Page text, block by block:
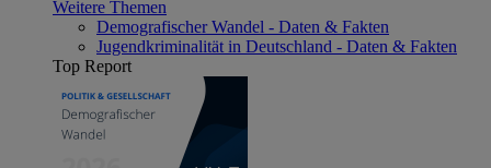
Weitere Themen
Demografischer Wandel - Daten & Fakten
Jugendkriminalität in Deutschland - Daten & Fakten
Top Report